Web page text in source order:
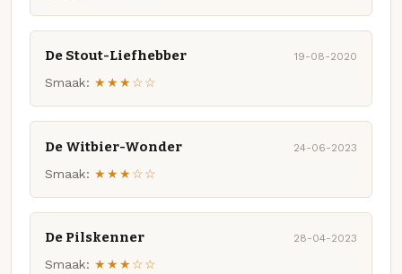
De Stout-Liefhebber 19-08-2020
Smaak: ★★★☆☆
De Witbier-Wonder 24-06-2023
Smaak: ★★★☆☆
De Pilskenner 28-04-2023
Smaak: ★★★☆☆